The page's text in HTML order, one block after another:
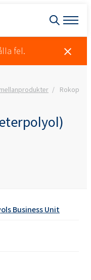
fel.
Rokopol®
Business Unit